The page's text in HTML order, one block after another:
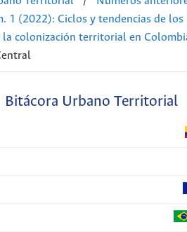
1 (2022): Ciclos y tendencias de
la colonización territorial en
Bitácora Urbano Territorial